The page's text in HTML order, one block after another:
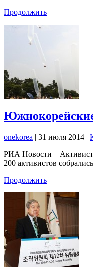
Продолжить
onekorea | 31 июля 2014 |
РИА Новости –
200 активистов
Продолжить